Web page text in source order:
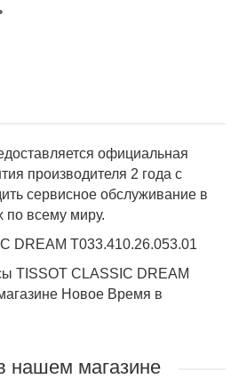
официальная
производителя 2 года с
сервисное обслуживание в
по всему миру.
DREAM T033.410.26.053.01
TISSOT CLASSIC DREAM
Новое Время в
нашем магазине